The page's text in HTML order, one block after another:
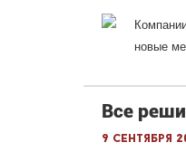
новые
Все
9 сентября